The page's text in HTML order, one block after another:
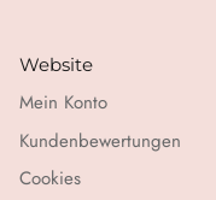
Website
Mein Konto
Kundenbewertungen
Cookies